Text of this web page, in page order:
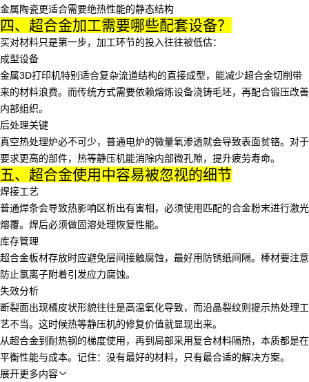
金属陶瓷更适合需要绝热性能的静态结构
四、超合金加工需要哪些配套设备？
买对材料只是第一步，加工环节的投入往往被低估：
成型设备
金属3D打印机特别适合复杂流道结构的直接成型，能减少超合金切削带
来的材料浪费。而传统方式需要依赖熔炼设备浇铸毛坯，再配合锻压改善
内部组织。
后处理关键
真空热处理炉必不可少，普通电炉的微量氧渗透就会导致表面贫铬。对于
要求更高的部件， 热等静压机能消除内部微孔隙，提升疲劳寿命。
五、超合金使用中容易被忽视的细节
焊接工艺
普通焊条会导致热影响区析出有害相，必须使用匹配的合金粉末进行激光
熔覆。焊后必须做固溶处理恢复性能。
库存管理
超合金板材存放时应避免层间接触腐蚀，最好用防锈纸间隔。棒材要注意
防止氯离子附着引发应力腐蚀。
失效分析
断裂面出现橘皮状形貌往往是高温氧化导致，而沿晶裂纹则提示热处理工
艺不当。这时候热等静压机的修复价值就显现出来。
从超合金到 耐热钢的梯度使用，再到局部采用复合材料隔热，本质都是在
平衡性能与成本。记住：没有最好的材料，只有最合适的解决方案。
展开更多内容